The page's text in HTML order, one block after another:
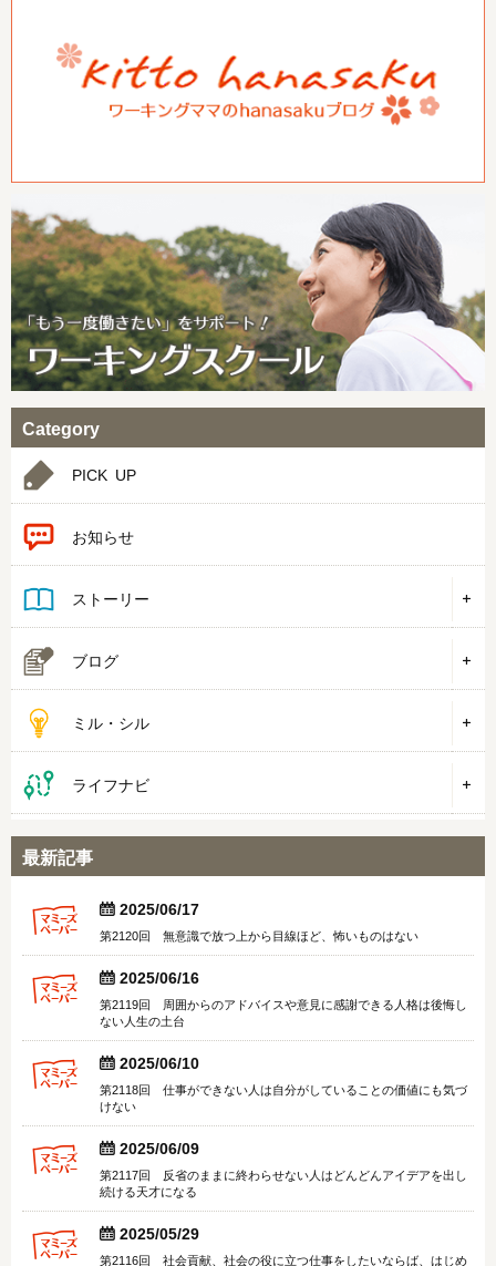
Category
PICK UP
お知らせ
ストーリー
ブログ
ミル・シル
ライフナビ
最新記事
  2025/06/17
第2120回 無意識で放つ上から目線ほど、怖いものはない
  2025/06/16
第2119回 周囲からのアドバイスや意見に感謝できる人格は後悔し
ない人生の土台
  2025/06/10
第2118回 仕事ができない人は自分がしていることの価値にも気づ
けない
  2025/06/09
第2117回 反省のままに終わらせない人はどんどんアイデアを出し
続ける天才になる
  2025/05/29
第2116回 社会貢献、社会の役に立つ仕事をしたいならば、はじめ